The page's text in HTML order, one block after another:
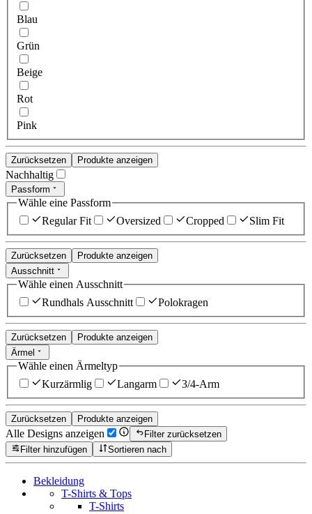
Blau
Grün
Beige
Rot
Pink
Zurücksetzen Produkte anzeigen
Nachhaltig
Passform
Wähle eine Passform
Regular Fit
Oversized Cropped Slim Fit
Zurücksetzen
Produkte anzeigen
Ausschnitt
Wähle einen Ausschnitt
Rundhals Ausschnitt
Polokragen
Zurücksetzen
Produkte anzeigen
Ärmel
Wähle einen Ärmeltyp
Kurzärmlig
Langarm 3/4-Arm
Zurücksetzen Produkte anzeigen
Alle Designs anzeigen
Filter zurücksetzen
Filter hinzufügen
Sortieren nach
Bekleidung
T-Shirts & Tops
T-Shirts